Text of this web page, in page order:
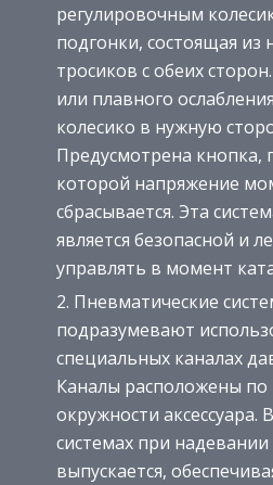
регулировочным
подгонки, состоящая из
тросиков с обеих
или плавного
колесико в нужную
Предусмотрена кнопка,
которой напряжение
сбрасывается. Эта
является безопасной и
управлять в момент
Пневматические
подразумевают
специальных каналах
Каналы расположены по
окружности аксессуара.
системах при
выпускается,